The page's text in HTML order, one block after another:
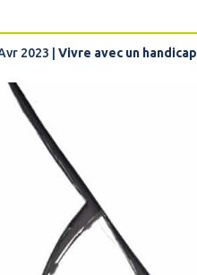
2023 |Vivre avec un handicap